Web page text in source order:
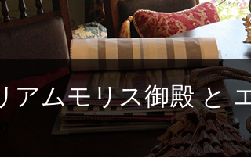
アムモリス御殿 と